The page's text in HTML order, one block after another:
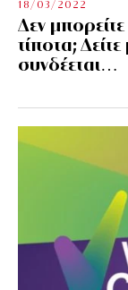
18/03/2022
Δεν
τίποτα;
συνδέεται…